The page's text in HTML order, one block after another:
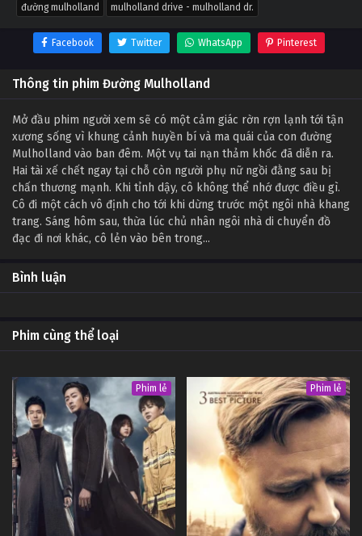
đường mulholland mulholland drive - mulholland dr.
Facebook Twitter WhatsApp Pinterest
Thông tin phim Đường Mulholland
Mở đầu phim người xem sẽ có một cảm giác rờn rợn lạnh tới tận
xương sống vì khung cảnh huyền bí và ma quái của con đường
Mulholland vào ban đêm. Một vụ tai nạn thảm khốc đã diễn ra.
Hai tài xế chết ngay tại chỗ còn người phụ nữ ngồi đằng sau bị
chấn thương mạnh. Khi tỉnh dậy, cô không thể nhớ được điều gì.
Cô đi một cách vô định cho tới khi dừng trước một ngôi nhà khang
trang. Sáng hôm sau, thừa lúc chủ nhân ngôi nhà di chuyển đồ
đạc đi nơi khác, cô lẻn vào bên trong...
Bình luận
Phim cùng thể loại
Phim lẻ Phim lẻ